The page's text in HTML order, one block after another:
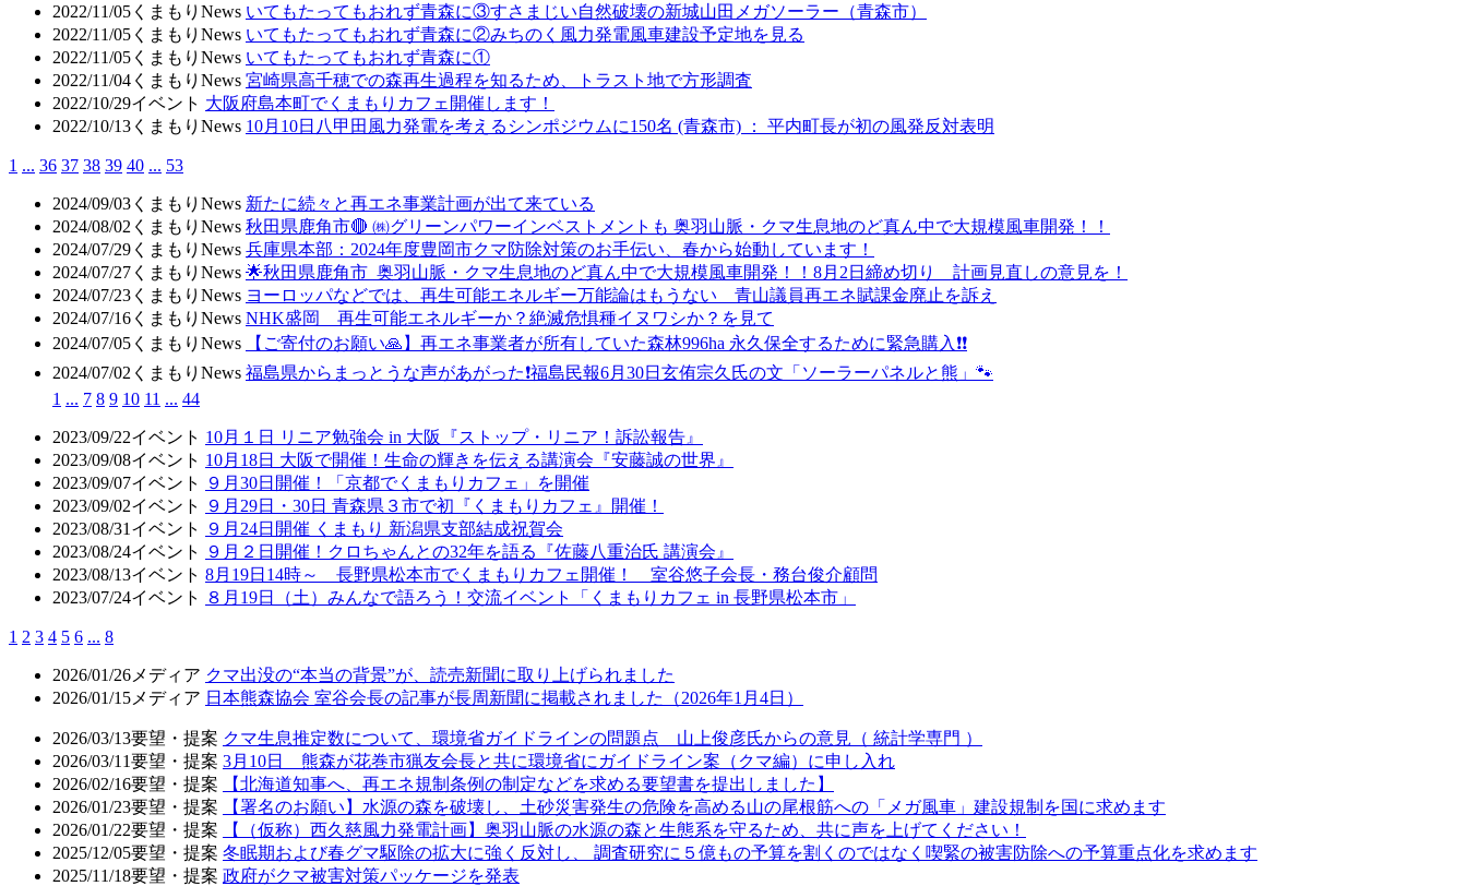
2022/11/05 くまもりNews いてもたってもおれず青森に③すさまじい自然破壊の新城山田メガソーラー（青森市）
2022/11/05 くまもりNews いてもたってもおれず青森に②みちのく風力発電風車建設予定地を見る
2022/11/05 くまもりNews いてもたってもおれず青森に①
2022/11/04 くまもりNews 宮崎県高千穂での森再生過程を知るため、トラスト地で方形調査
2022/10/29イベント 大阪府島本町でくまもりカフェ開催します！
2022/10/13 くまもりNews 10月10日八甲田風力発電を考えるシンポジウムに150名 (青森市) ： 平内町長が初の風発反対表明
1 ... 36 37 38 39 40 ... 53
2024/09/03 くまもりNews 新たに続々と再エネ事業計画が出て来ている
2024/08/02 くまもりNews 秋田県鹿角市🔴 ㈱グリーンパワーインベストメントも 奥羽山脈・クマ生息地のど真ん中で大規模風車開発！！
2024/07/29 くまもりNews 兵庫県本部：2024年度豊岡市クマ防除対策のお手伝い、春から始動しています！
2024/07/27 くまもりNews 🌟秋田県鹿角市 奥羽山脈・クマ生息地のど真ん中で大規模風車開発！！8月2日締め切り 計画見直しの意見を！
2024/07/23 くまもりNews ヨーロッパなどでは、再生可能エネルギー万能論はもうない 青山議員再エネ賦課金廃止を訴え
2024/07/16 くまもりNews NHK盛岡 再生可能エネルギーか？絶滅危惧種イヌワシか？を見て
2024/07/05 くまもりNews
【ご寄付のお願い🙏】再エネ事業者が所有していた森林996ha 永久保全するために緊急購入❗❗
2024/07/02 くまもりNews 福島県からまっとうな声があがった❗福島民報6月30日玄侑宗久氏の文「ソーラーパネルと熊」🐾
1 ... 7 8 9 10 11 ... 44
2023/09/22イベント 10月１日 リニア勉強会 in 大阪『ストップ・リニア！訴訟報告』
2023/09/08イベント 10月18日 大阪で開催！生命の輝きを伝える講演会『安藤誠の世界』
2023/09/07イベント
９月30日開催！「京都でくまもりカフェ」を開催
2023/09/02イベント
９月29日・30日 青森県３市で初『くまもりカフェ』開催！
2023/08/31 イベント
９月24日開催 くまもり 新潟県支部結成祝賀会
2023/08/24イベント
９月２日開催！クロちゃんとの32年を語る『佐藤八重治氏 講演会』
2023/08/13イベント 8月19日14時～ 長野県松本市でくまもりカフェ開催！ 室谷悠子会長・務台俊介顧問
2023/07/24イベント ８月19日（土）みんなで語ろう！交流イベント「くまもりカフェ in 長野県松本市」
1 2 3 4 5 6 ... 8
2026/01/26 メディア クマ出没の“本当の背景”が、読売新聞に取り上げられました
2026/01/15 メディア 日本熊森協会 室谷会長の記事が長周新聞に掲載されました（2026年1月4日）
2026/03/13要望・提案 クマ生息推定数について、環境省ガイドラインの問題点 山上俊彦氏からの意見（ 統計学専門 ）
2026/03/11要望・提案 3月10日 熊森が花巻市猟友会長と共に環境省にガイドライン案（クマ編）に申し入れ
2026/02/16要望・提案
【北海道知事へ、再エネ規制条例の制定などを求める要望書を提出しました】
2026/01/23要望・提案
【署名のお願い】水源の森を破壊し、土砂災害発生の危険を高める山の尾根筋への「メガ風車」建設規制を国に求めます
2026/01/22要望・提案
【（仮称）西久慈風力発電計画】奥羽山脈の水源の森と生態系を守るため、共に声を上げてください！
2025/12/05要望・提案 冬眠期および春グマ駆除の拡大に強く反対し、 調査研究に５億もの予算を割くのではなく喫緊の被害防除への予算重点化を求めます
2025/11/18要望・提案 政府がクマ被害対策パッケージを発表